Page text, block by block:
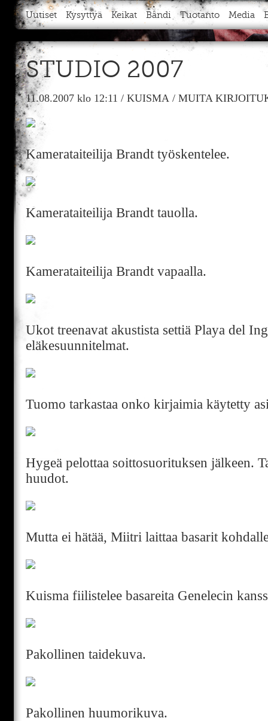
Uutiset Kysyttyä Keikat Bändi Tuotanto Media
STUDIO 2007
11.08.2007 klo 12:11 / KUISMA / MUITA
Kamerataiteilija Brandt työskentelee.
Kamerataiteilija Brandt tauolla.
Kamerataiteilija Brandt vapaalla.
Ukot treenavat akustista settiä Playa del
eläkesuunnitelmat.
Tuomo tarkastaa onko kirjaimia käytetty
Hygeä pelottaa soittosuorituksen jälkeen.
huudot.
Mutta ei hätää, Miitri laittaa basarit
Kuisma fiilistelee basareita Genelecin
Pakollinen taidekuva.
Pakollinen huumorikuva.